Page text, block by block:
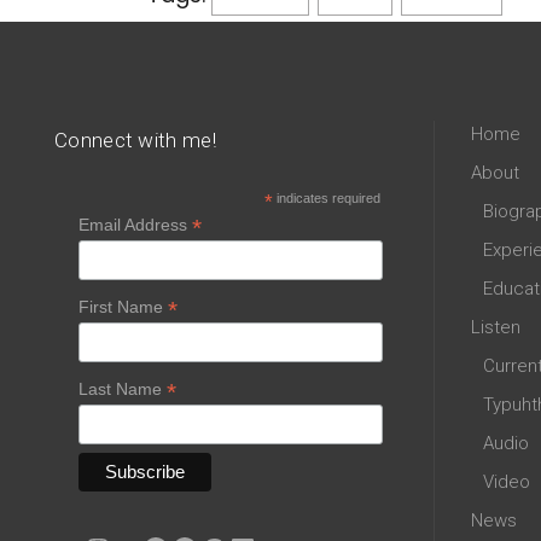
Connect with me!
*indicates required
Email Address *
First Name *
Last Name *
Home
About
Listen
Audio
Video
News